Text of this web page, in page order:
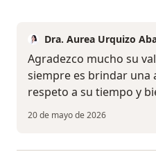
Dra. Aurea Urquizo
Agradezco mucho su
siempre es brindar una
respeto a su tiempo y
20 de mayo de 2026